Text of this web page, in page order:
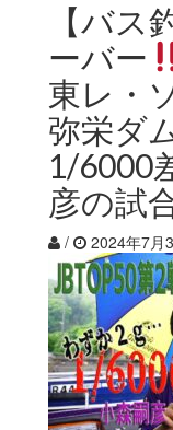
【バス
ーバー
東レ・
弥栄ダ
1/6000
彦の試
/ 2024年7月